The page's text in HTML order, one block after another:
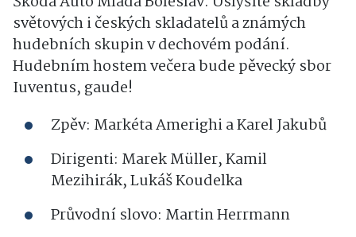
světových i českých skladatelů a známých
hudebních skupin v dechovém podání.
Hudebním hostem večera bude pěvecký sbor
Iuventus, gaude!
Zpěv: Markéta Amerighi a Karel Jakubů
Dirigenti: Marek Müller, Kamil
Mezihirák, Lukáš Koudelka
Průvodní slovo: Martin Herrmann